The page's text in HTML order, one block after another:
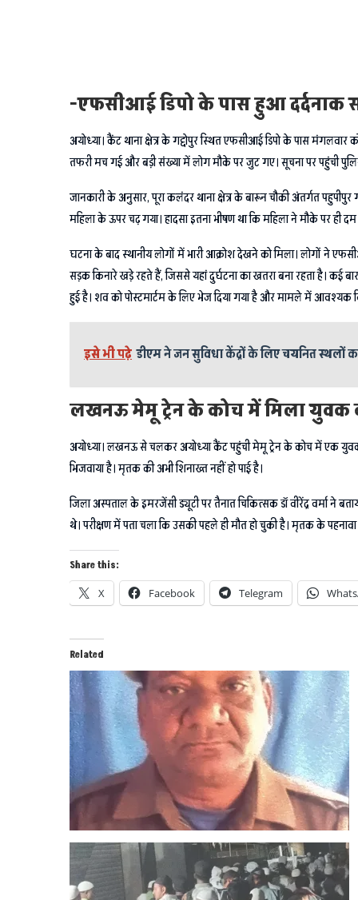
-एफसीआई डिपो के पास हुआ दर्दनाक
अयोध्या। कैंट थाना क्षेत्र के गद्दोपुर स्थित एफसीआई डिपो के पास
तफरी मच गई और बड़ी संख्या में लोग मौके पर जुट गए। सूचना पर पहुंची
जानकारी के अनुसार, पूरा कलंदर थाना क्षेत्र के बारून चौकी अंतर्गत
महिला के ऊपर चढ़ गया। हादसा इतना भीषण था कि महिला ने मौके पर ही दम
घटना के बाद स्थानीय लोगों में भारी आक्रोश देखने को मिला। लोगों ने
सड़क किनारे खड़े रहते हैं, जिससे यहां दुर्घटना का खतरा बना रहता है। कई
हुई है। शव को पोस्टमार्टम के लिए भेज दिया गया है और मामले में आवश्यक
इसे भी पढ़े डीएम ने जन सुविधा केंद्रों के लिए चयनित स्थलों
लखनऊ मेमू ट्रेन के कोच में मिला युवक
अयोध्या। लखनऊ से चलकर अयोध्या कैंट पहुंची मेमू ट्रेन के कोच में एक युवक
भिजवाया है। मृतक की अभी शिनाख्त नहीं हो पाई है।
जिला अस्पताल के इमरजेंसी ड्यूटी पर तैनात चिकित्सक डॉ वीरेंद्र वर्मा ने
थे। परीक्षण में पता चला कि उसकी पहले ही मौत हो चुकी है। मृतक के
Share this:
X Facebook Telegram
Related